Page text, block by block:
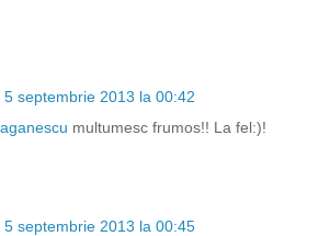
5 septembrie 2013 la 00:42
multumesc frumos!! La fel:)!
5 septembrie 2013 la 00:45